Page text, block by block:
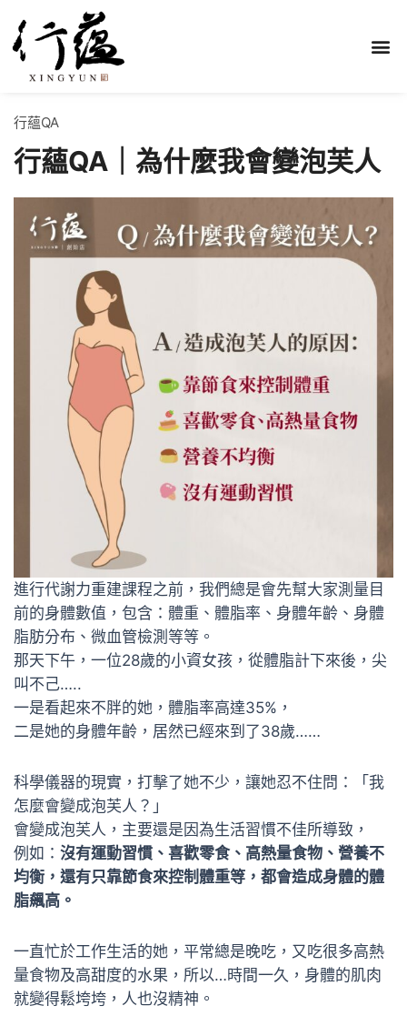
行蘊QA
行蘊QA｜為什麼我會變泡芙人
進行代謝力重建課程之前，我們總是會先幫大家測量目
前的身體數值，包含：體重、體脂率、身體年齡、身體
脂肪分布、微血管檢測等等。
那天下午，一位28歲的小資女孩，從體脂計下來後，尖
叫不己…..
一是看起來不胖的她，體脂率高達35%，
二是她的身體年齡，居然已經來到了38歲……
科學儀器的現實，打擊了她不少，讓她忍不住問：「我
怎麼會變成泡芙人？」
會變成泡芙人，主要還是因為生活習慣不佳所導致，
例如： 沒有運動習慣、喜歡零食、高熱量食物、營養不
均衡，還有只靠節食來控制體重等，都會造成身體的體
脂飆高。
一直忙於工作生活的她，平常總是晚吃，又吃很多高熱
量食物及高甜度的水果，所以…時間一久，身體的肌肉
就變得鬆垮垮，人也沒精神。